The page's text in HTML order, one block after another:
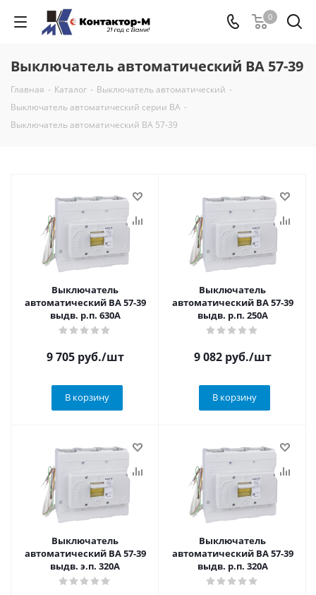
0
Выключатель автоматический ВА 57-39
Главная - Каталог - Выключатель автоматический -
Выключатель автоматический серии ВА -
Выключатель автоматический ВА 57-39
Выключатель
автоматический ВА 57-39
выдв. р.п. 630А
9 705руб./шт
В корзину
Выключатель
автоматический ВА 57-39
выдв. р.п. 250А
9 082руб./шт
В корзину
Выключатель
автоматический ВА 57-39
выдв. э.п. 320А
Выключатель
автоматический ВА 57-39
выдв. р.п. 320А